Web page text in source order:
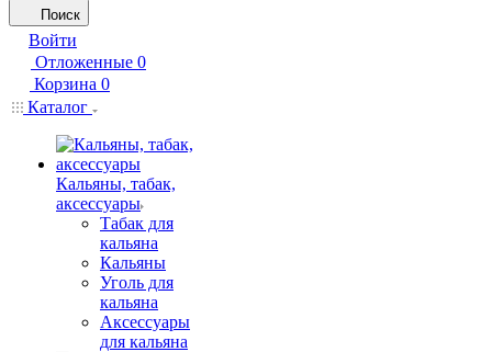
Поиск
Войти
Отложенные 0
Корзина 0
Каталог
Кальяны, табак,
аксессуары
Табак для
кальяна
Кальяны
Уголь для
кальяна
Аксессуары
для кальяна